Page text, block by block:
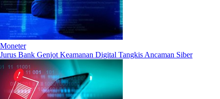
Moneter
Jurus Bank Genjot Keamanan Digital Tangkis Ancaman Siber